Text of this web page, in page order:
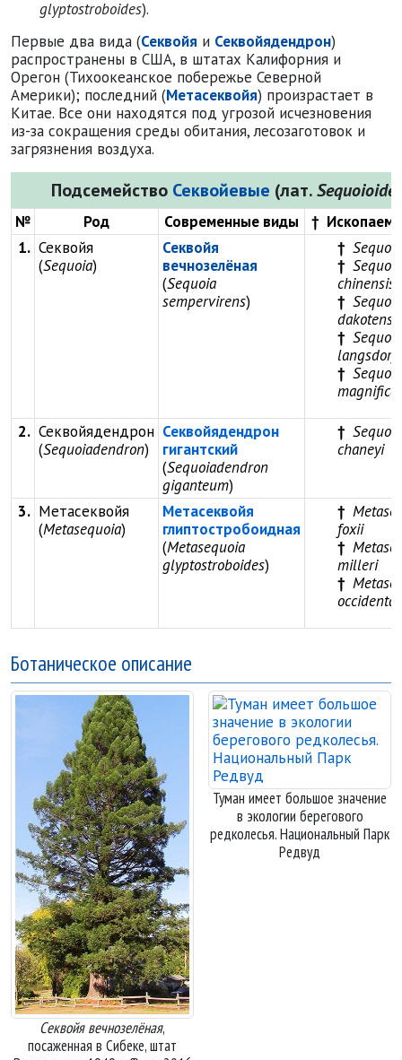
glyptostroboides).
Первые два вида (Секвойя и Секвойядендрон)
распространены в США, в штатах Калифорния и
Орегон (Тихоокеанское побережье Северной
Америки); последний (Метасеквойя) произрастает в
Китае. Все они находятся под угрозой исчезновения
из-за сокращения среды обитания, лесозаготовок и
загрязнения воздуха.
Подсемейство Секвойевые (лат.
№ Род Современные виды †
1. Секвойя
(Sequoia)
Секвойя
вечнозелёная
(Sequoia
sempervirens)
Sequoia
chinensis
Sequoia
dakotensis
Sequoia
Sequoia
magnifica
2. Секвойядендрон
(Sequoiadendron)
Секвойядендрон
гигантский
(Sequoiadendron
giganteum)
chaneyi
3. Метасеквойя
(Metasequoia)
Метасеквойя
глиптостробоидная
(Metasequoia
glyptostroboides)
foxii
milleri
Ботаническое описание
Секвойя вечнозелёная,
посаженная в Сибеке, штат
Туман имеет большое значение
в экологии берегового
редколесья. Национальный Парк
Редвуд